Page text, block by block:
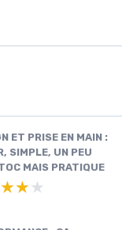
ET PRISE EN MAIN :
SIMPLE, UN PEU
MAIS PRATIQUE